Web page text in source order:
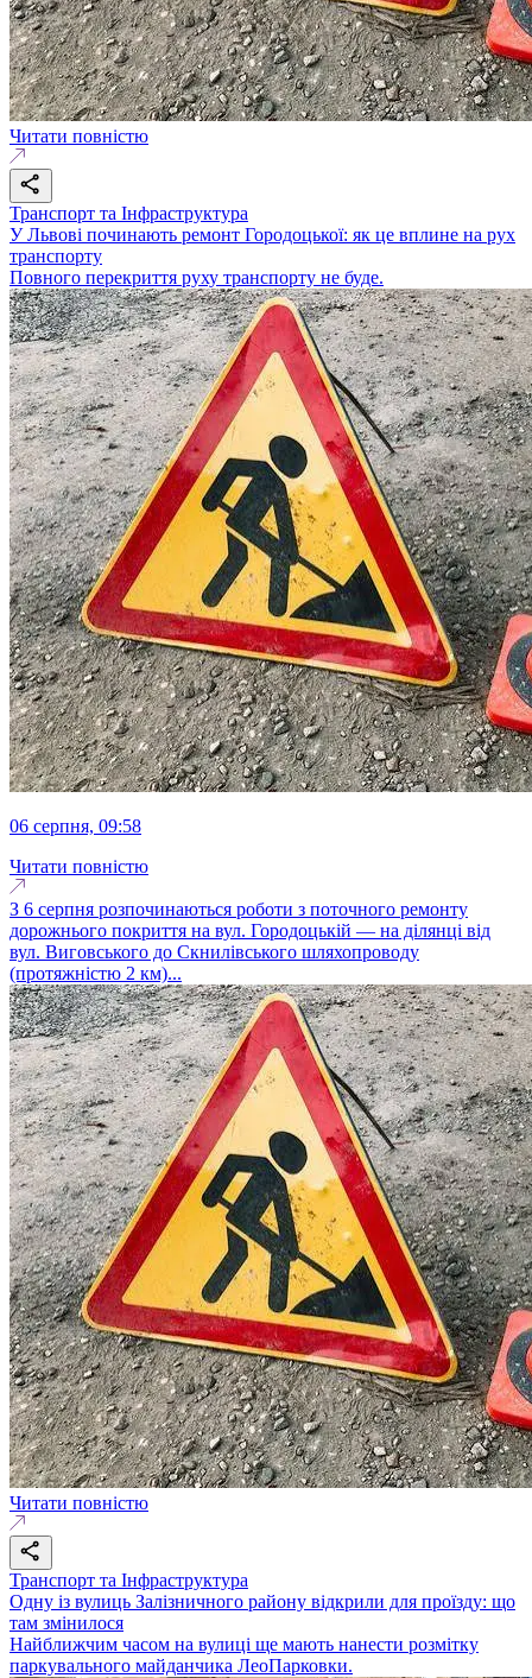
Читати повністю
Транспорт та Інфраструктура
У Львові починають ремонт Городоцької: як це вплине на рух
транспорту
Повного перекриття руху транспорту не буде.
06 серпня, 09:58
Читати повністю
З 6 серпня розпочинаються роботи з поточного ремонту
дорожнього покриття на вул. Городоцькій — на ділянці від
вул. Виговського до Скнилівського шляхопроводу
(протяжністю 2 км)...
Читати повністю
Транспорт та Інфраструктура
Одну із вулиць Залізничного району відкрили для проїзду: що
там змінилося
Найближчим часом на вулиці ще мають нанести розмітку
паркувального майданчика ЛеоПарковки.